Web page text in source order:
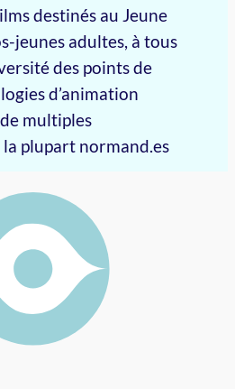
destinés au Jeune
jeunes adultes, à tous
des points de
d’animation
multiples
plupart normand.es